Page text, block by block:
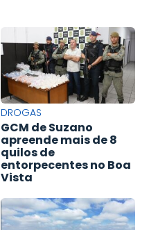
DROGAS
GCM de Suzano
apreende mais de 8
quilos de
entorpecentes no Boa
Vista